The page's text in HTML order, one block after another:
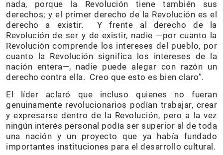
nada, porque la Revolución tiene también sus
derechos; y el primer derecho de la Revolución es el
derecho a existir. Y frente al derecho de la
Revolución de ser y de existir, nadie —por cuanto la
Revolución comprende los intereses del pueblo, por
cuanto la Revolución significa los intereses de la
nación entera—, nadie puede alegar con razón un
derecho contra ella. Creo que esto es bien claro”.
El líder aclaró que incluso quienes no fueran
genuinamente revolucionarios podían trabajar, crear
y expresarse dentro de la Revolución, pero a la vez
ningún interés personal podía ser superior al de toda
una nación y un proyecto que ya había fundado
importantes instituciones para el desarrollo cultural.